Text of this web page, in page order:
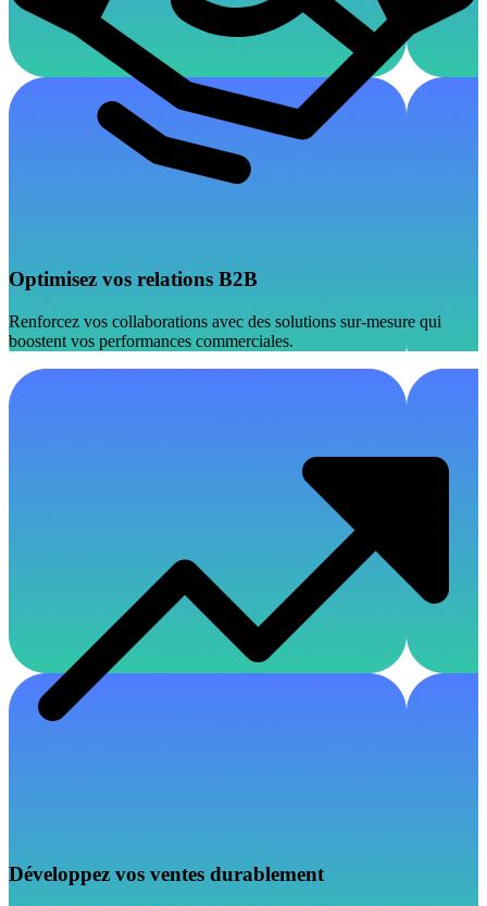
Optimisez vos relations B2B
Renforcez vos collaborations avec des solutions sur-mesure qui
boostent vos performances commerciales.
Développez vos ventes durablement